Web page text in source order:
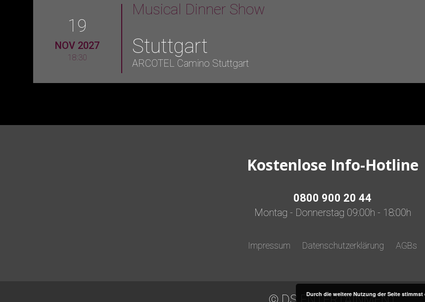
19
NOV 2027
18:30
Musical Dinner Show
Stuttgart
ARCOTEL Camino Stuttgart
Kostenlose Info-Hotline
0800 900 20 44
Montag - Donnerstag 09:00h - 18:00h
Impressum Datenschutzerklärung AGBs
Durch die weitere Nutzung der Seite